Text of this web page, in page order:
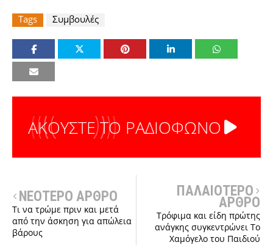
Tags Συμβουλές
ΑΚΟΥΣΤΕ ΤΟ ΡΑΔΙΟΦΩΝΟ
ΝΕΟΤΕΡΟ ΑΡΘΡΟ
Τι να τρώμε πριν και μετά
από την άσκηση για απώλεια
βάρους
ΠΑΛΑΙΟΤΕΡΟ
ΑΡΘΡΟ
Τρόφιμα και είδη πρώτης
ανάγκης συγκεντρώνει Το
Χαμόγελο του Παιδιού